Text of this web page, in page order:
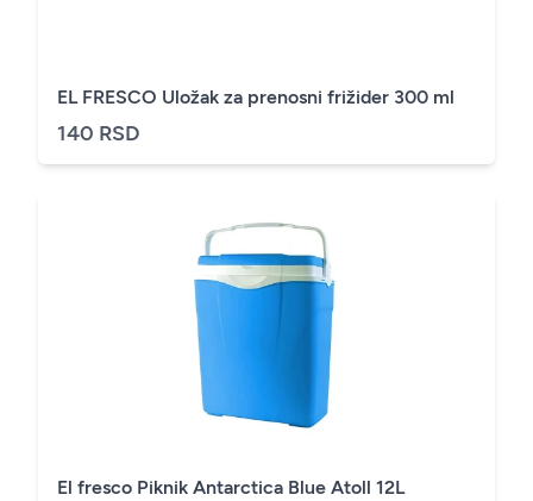
EL FRESCO Uložak za prenosni frižider 300 ml
140 RSD
El fresco Piknik Antarctica Blue Atoll 12L